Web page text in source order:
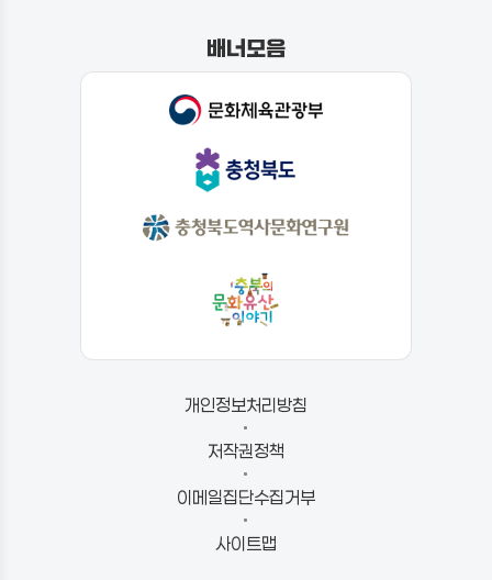
배너모음
개인정보처리방침
저작권정책
이메일집단수집거부
사이트맵